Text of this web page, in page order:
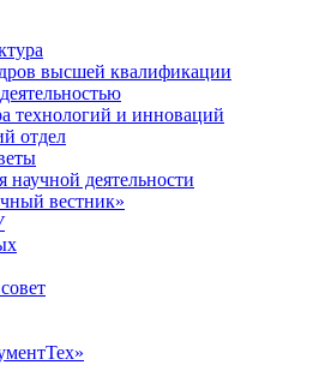
высшей квалификации
технологий и инноваций
отдел
деятельности
вестник»